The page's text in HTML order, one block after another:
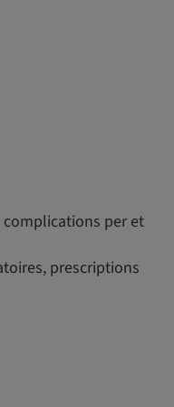
per et
prescriptions